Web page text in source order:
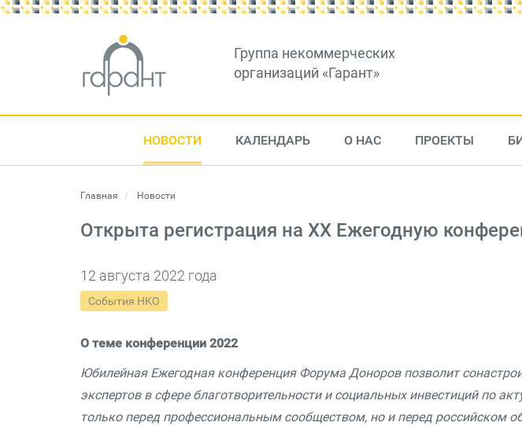
Группа некоммерческих
организаций «Гарант»
НОВОСТИ КАЛЕНДАРЬ О НАС ПРОЕКТЫ
Главная Новости
Открыта регистрация на XX Ежегодную
12 августа 2022 года
События НКО
О теме конференции 2022
Юбилейная Ежегодная конференция Форума Доноров позволит
экспертов в сфере благотворительности и социальных инвестиций по
только перед профессиональным сообществом, но и перед российском